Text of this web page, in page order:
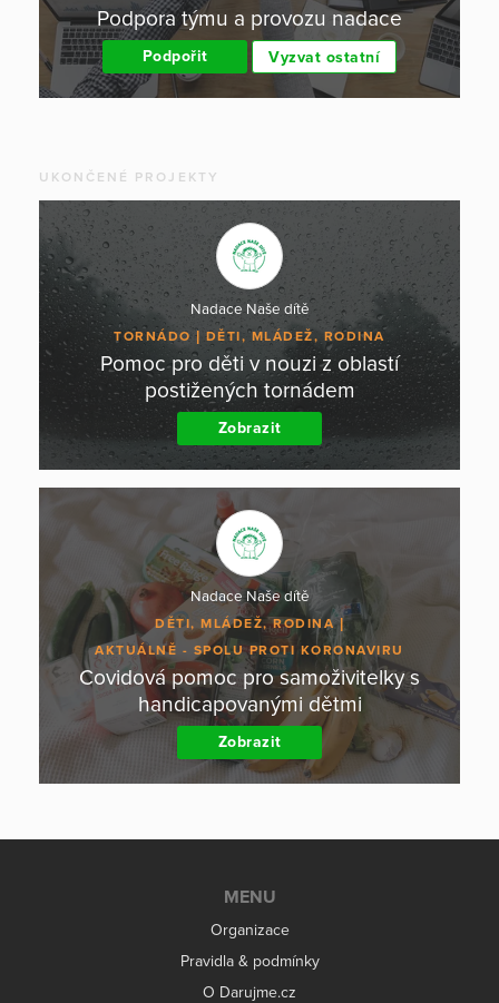
Podpora týmu a provozu nadace
Podpořit Vyzvat ostatní
UKONČENÉ PROJEKTY
Nadace Naše dítě
TORNÁDO DĚTI, MLÁDEŽ, RODINA
Pomoc pro děti v nouzi z oblastí
postižených tornádem
Zobrazit
Nadace Naše dítě
DĚTI, MLÁDEŽ, RODINA
AKTUÁLNĚ - SPOLU PROTI KORONAVIRU
Covidová pomoc pro samoživitelky s
handicapovanými dětmi
Zobrazit
MENU
Organizace
Pravidla & podmínky
O Darujme.cz